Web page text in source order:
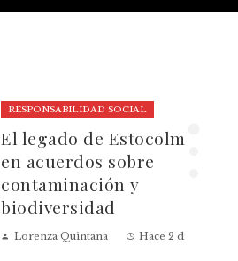
RESPONSABILIDAD SOCIAL
El legado de Estocolmo
en acuerdos sobre
contaminación y
biodiversidad
Lorenza Quintana Hace 2 días